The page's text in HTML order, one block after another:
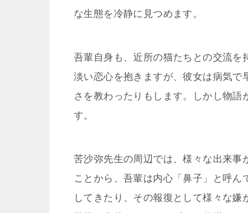
な生態を冷静に見つめます。
吾輩自身も、近所の猫たちとの交流を
淡い恋心を抱きますが、彼女は病気で
さを教わったりもします。しかし物語
す。
苦沙弥先生の周辺では、様々な出来事
ことから、吾輩は内心「鼻子」と呼
してきたり、その報復として様々な